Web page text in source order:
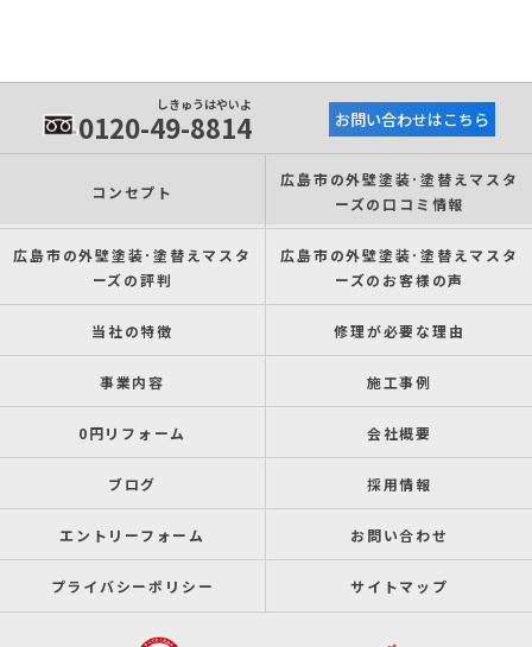
しきゅうはやいよ
0120-49-8814 お問い合わせはこちら
コンセプト
広島市の外壁塗装･塗替えマスタ
ーズの口コミ情報
広島市の外壁塗装･塗替えマスタ
ーズの評判
広島市の外壁塗装･塗替えマスタ
ーズのお客様の声
当社の特徴 修理が必要な理由
事業内容 施工事例
0円リフォーム 会社概要
ブログ 採用情報
エントリーフォーム お問い合わせ
プライバシーポリシー サイトマップ